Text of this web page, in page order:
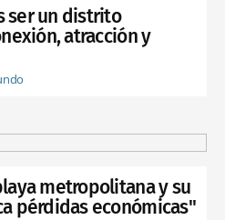
ser un distrito
atracción y
metropolitana y su
pérdidas económicas"